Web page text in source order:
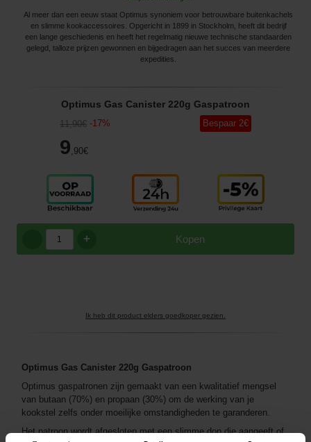
Al meer dan een eeuw staat Optimus synoniem voor betrouwbare buitenkachels
en slimme kookaccessoires. Opgericht in 1899 in Stockholm, heeft dit bedrijf
een lange geschiedenis en heeft het regelmatig nieuwe technische standaarden
gelegd, talloze prijzen gewonnen en bijgedragen aan het succes van meerdere
expedities.
Optimus Gas Canister 220g Gaspatroon
11,90€ -17%
9 ,90€
Bespaar 2€
Kopen
+
Ik heb dit product elders goedkoper gezien.
Optimus Gas Canister 220g Gaspatroon
Optimus gaspatronen zijn gemaakt van een kwalitatief mengsel
van butaan (70%) en propaan (30%) om de werking van je
kookstel zelfs onder moeilijke omstandigheden te garanderen.
Het patroon wordt afgesloten met een slimme dop die aangeeft of